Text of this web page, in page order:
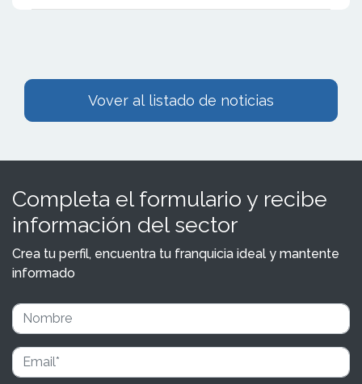
Vover al listado de noticias
Completa el formulario y recibe
información del sector
Crea tu perfil, encuentra tu franquicia ideal y mantente
informado